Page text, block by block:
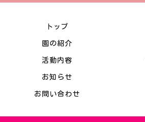
トップ
園の紹介
活動内容
お知らせ
お問い合わせ